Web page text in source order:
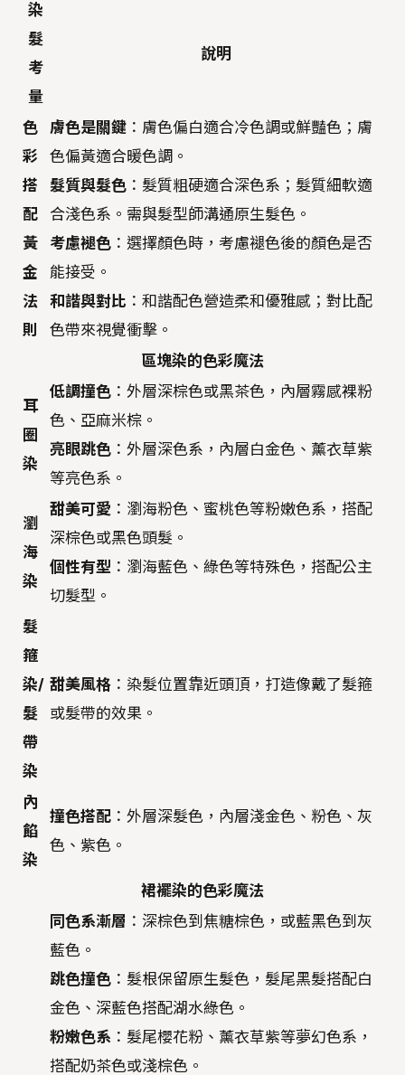
染
髮
考
量
說明
色
彩
搭
配
黃
金
法
則
膚色是關鍵 ：膚色偏白適合冷色調或鮮豔色；膚
色偏黃適合暖色調。
髮質與髮色 ：髮質粗硬適合深色系；髮質細軟適
合淺色系。需與髮型師溝通原生髮色。
考慮褪色 ：選擇顏色時，考慮褪色後的顏色是否
能接受。
和諧與對比 ：和諧配色營造柔和優雅感；對比配
色帶來視覺衝擊。
區塊染的色彩魔法
耳
圈
染
低調撞色 ：外層深棕色或黑茶色，內層霧感裸粉
色、亞麻米棕。
亮眼跳色 ：外層深色系，內層白金色、薰衣草紫
等亮色系。
瀏
海
染
甜美可愛 ：瀏海粉色、蜜桃色等粉嫩色系，搭配
深棕色或黑色頭髮。
個性有型 ：瀏海藍色、綠色等特殊色，搭配公主
切髮型。
髮
箍
染/
髮
帶
染
甜美風格 ：染髮位置靠近頭頂，打造像戴了髮箍
或髮帶的效果。
內
餡
染
撞色搭配 ：外層深髮色，內層淺金色、粉色、灰
色、紫色。
裙襬染的色彩魔法
同色系漸層 ：深棕色到焦糖棕色，或藍黑色到灰
藍色。
跳色撞色 ：髮根保留原生髮色，髮尾黑髮搭配白
金色、深藍色搭配湖水綠色。
粉嫩色系 ：髮尾櫻花粉、薰衣草紫等夢幻色系，
搭配奶茶色或淺棕色。